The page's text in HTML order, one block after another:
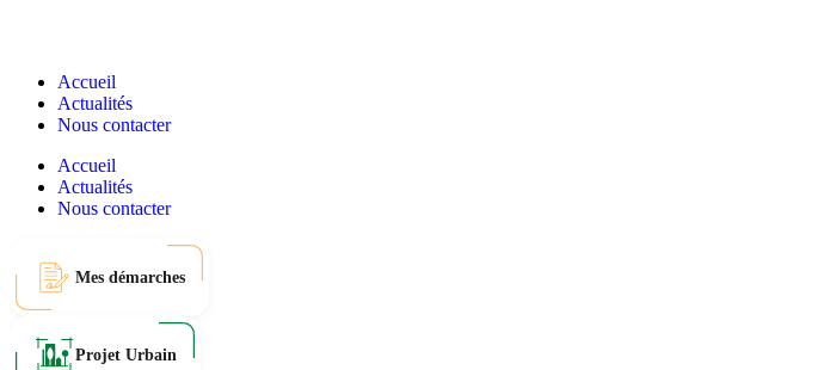
Accueil
Actualités
Nous contacter
Accueil
Actualités
Nous contacter
Mes démarches
Projet Urbain